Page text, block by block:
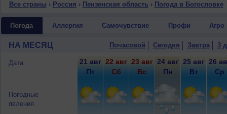
Все страны › Россия › Пензенская область › Погода в Богословке
Погода Аллергия Самочувствие Профи Агро
НА МЕСЯЦ Почасовой Сегодня Завтра 3
Дата
Погодные
явления
21 авг
Пт
22 авг
Сб
23 авг
Вс
24 авг
Пн
25 авг
Вт
26
Ср